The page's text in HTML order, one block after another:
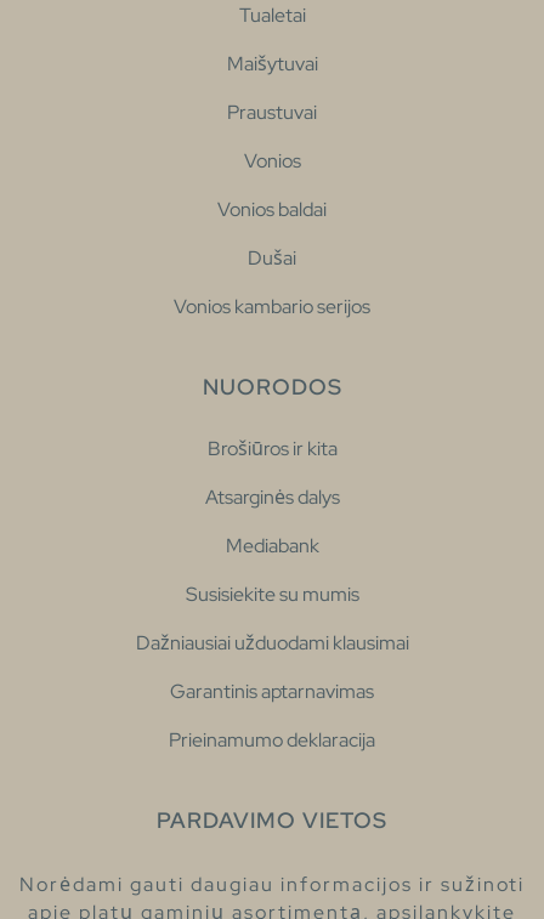
Tualetai
Maišytuvai
Praustuvai
Vonios
Vonios baldai
Dušai
Vonios kambario serijos
NUORODOS
Brošiūros ir kita
Atsarginės dalys
Mediabank
Susisiekite su mumis
Dažniausiai užduodami klausimai
Garantinis aptarnavimas
Prieinamumo deklaracija
PARDAVIMO VIETOS
Norėdami gauti daugiau informacijos ir sužinoti
apie platų gaminių asortimentą, apsilankykite